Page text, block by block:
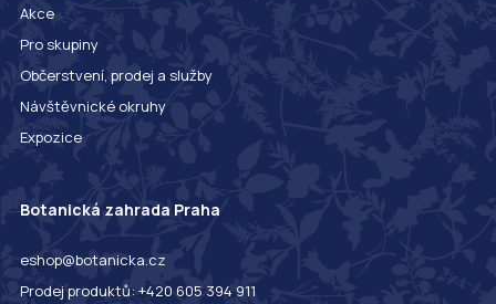
Akce
Pro skupiny
Občerstvení, prodej a služby
Návštěvnické okruhy
Expozice
Botanická zahrada Praha
eshop@botanicka.cz
Prodej produktů: +420 605 394 911